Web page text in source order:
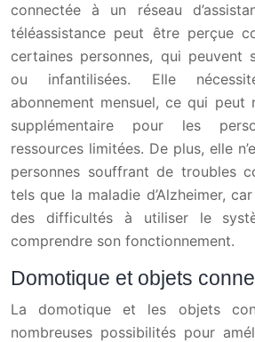
connectée à un réseau
téléassistance peut être perçue
certaines personnes, qui peuvent
ou infantilisées. Elle
abonnement mensuel, ce qui peut
supplémentaire pour les
ressources limitées. De plus, elle
personnes souffrant de troubles
tels que la maladie d’Alzheimer,
des difficultés à utiliser le
comprendre son fonctionnement.
Domotique et objets
La domotique et les objets
nombreuses possibilités pour